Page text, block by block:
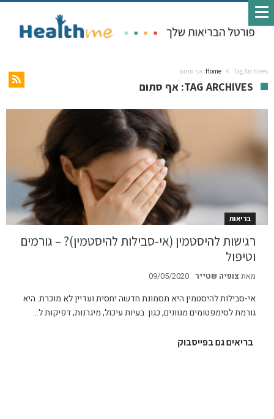
Home Tag Archives: אף סתום
TAG ARCHIVES: אף סתום
בריאות
רגישות להיסטמין (אי-סבילות להיסטמין)? – גורמים
וטיפול
מאתצופיה שטייר 09/05/2020
אי-סבילות להיסטמין היא תסמונת חדשה יחסית ועדיין לא מוכרת. היא
גורמת לסימפטומים מגוונים, כגון: בעיות עיכול, מיגרנות, דפיקות ל…
בריאים גם בפייסבוק